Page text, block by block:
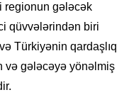
regionun gələcək
qüvvələrindən biri
Türkiyənin qardaşlıq
və gələcəyə yönəlmiş